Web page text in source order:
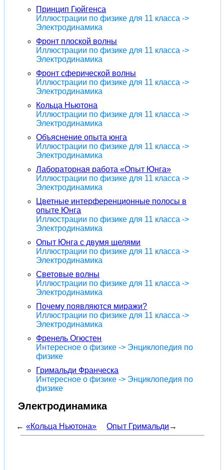
Принцип Гюйгенса
Иллюстрации по физике для 11 класса ->
Электродинамика
Фронт плоской волны
Иллюстрации по физике для 11 класса ->
Электродинамика
Фронт сферической волны
Иллюстрации по физике для 11 класса ->
Электродинамика
Кольца Ньютона
Иллюстрации по физике для 11 класса ->
Электродинамика
Объяснение опыта юнга
Иллюстрации по физике для 11 класса ->
Электродинамика
Лабораторная работа «Опыт Юнга»
Иллюстрации по физике для 11 класса ->
Электродинамика
Цветные интерференционные полосы в
опыте Юнга
Иллюстрации по физике для 11 класса ->
Электродинамика
Опыт Юнга с двумя щелями
Иллюстрации по физике для 11 класса ->
Электродинамика
Световые волны
Иллюстрации по физике для 11 класса ->
Электродинамика
Почему появляются миражи?
Иллюстрации по физике для 11 класса ->
Электродинамика
Френель Огюстен
Интересное о физике -> Энциклопедия по
физике
Гримальди Франческа
Интересное о физике -> Энциклопедия по
физике
Электродинамика
←«Кольца Ньютона» Опыт Гримальди →